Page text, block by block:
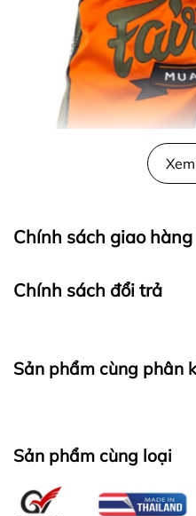
Chính sách giao hàng
Chính sách đổi trả
Sản phẩm cùng phân
Sản phẩm cùng loại